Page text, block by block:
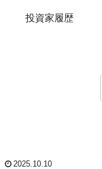
投資家履歴
2025.10.10